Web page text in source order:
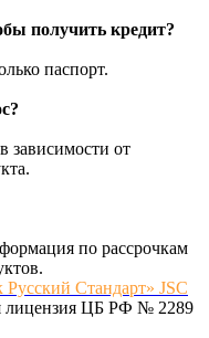
получить кредит?
паспорт.
зависимости от
по рассрочкам
Стандарт» JSC
лицензия ЦБ РФ № 2289